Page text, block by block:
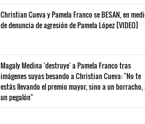
Christian Cueva y Pamela Franco se BESAN, en
de denuncia de agresión de Pamela López [VIDEO]
Magaly Medina 'destruye' a Pamela Franco tras
imágenes suyas besando a Christian Cueva: "No te
estás llevando el premio mayor, sino a un borracho,
un pegalón"